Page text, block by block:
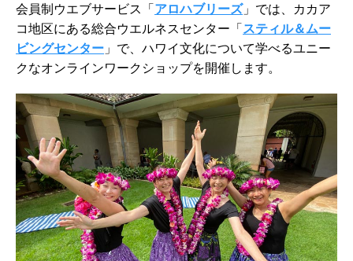
会員制ウエブサービス「アロハブリーズ」では、カカア
コ地区にある総合ウエルネスセンター「スティル＆ムー
ビングセンター 」で、ハワイ文化について学べるユニー
クなオンラインワークショップを開催します。